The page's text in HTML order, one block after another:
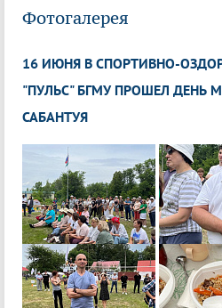
Фотогалерея
16 ИЮНЯ В СПОРТИВНО-
"ПУЛЬС" БГМУ ПРОШЕЛ ДЕНЬ
САБАНТУЯ